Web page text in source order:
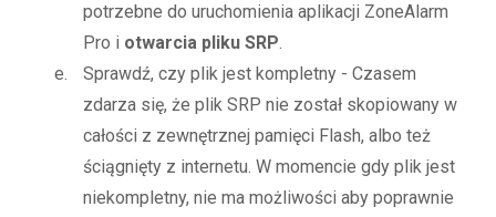
potrzebne do uruchomienia aplikacji ZoneAlarm
Pro i otwarcia pliku SRP.
Sprawdź, czy plik jest kompletny - Czasem
zdarza się, że plik SRP nie został skopiowany w
całości z zewnętrznej pamięci Flash, albo też
ściągnięty z internetu. W momencie gdy plik jest
niekompletny, nie ma możliwości aby poprawnie